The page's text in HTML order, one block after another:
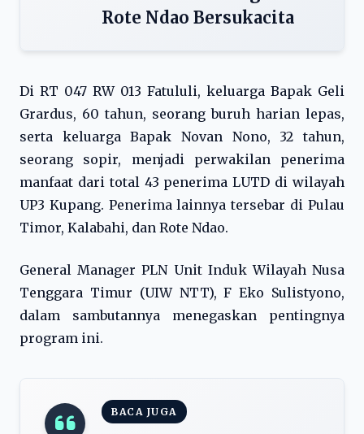
Rote Ndao Bersukacita
Di RT 047 RW 013 Fatululi, keluarga Bapak Geli
Grardus, 60 tahun, seorang buruh harian lepas,
serta keluarga Bapak Novan Nono, 32 tahun,
seorang sopir, menjadi perwakilan penerima
manfaat dari total 43 penerima LUTD di wilayah
UP3 Kupang. Penerima lainnya tersebar di Pulau
Timor, Kalabahi, dan Rote Ndao.
General Manager PLN Unit Induk Wilayah Nusa
Tenggara Timur (UIW NTT), F Eko Sulistyono,
dalam sambutannya menegaskan pentingnya
program ini.
BACA JUGA